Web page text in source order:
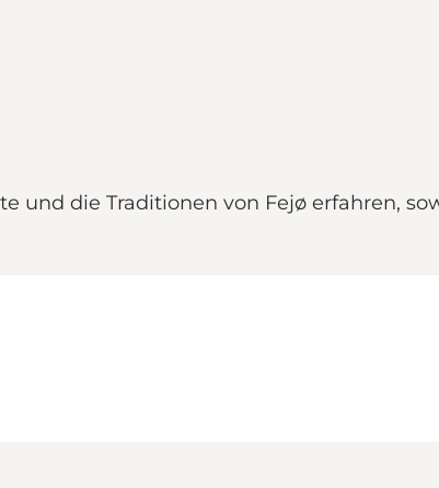
und die Traditionen von Fejø erfahren,